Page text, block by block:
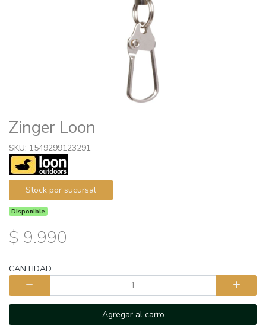
Zinger Loon
SKU: 1549299123291
Stock por sucursal
Disponible
$ 9.990
CANTIDAD
Agregar al carro